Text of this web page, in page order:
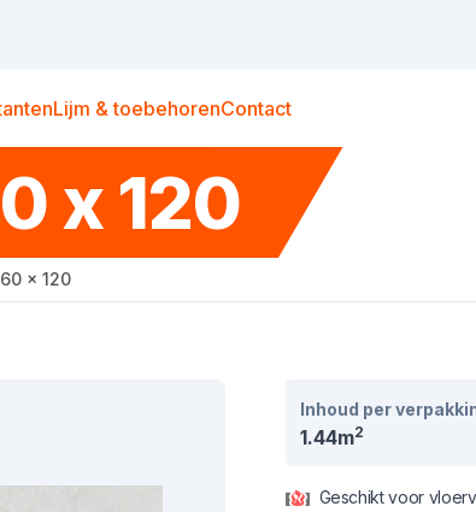
Lijm & toebehorenContact
x 120
x 120
Inhoud per
1.44m2
Geschikt voor